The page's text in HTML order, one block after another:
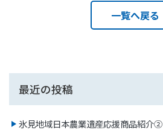
一覧へ戻る
最近の投稿
氷見地域日本農業遺産応援商品紹介②